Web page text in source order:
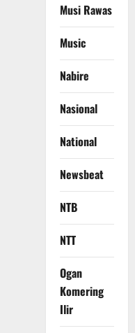
Musi Rawas
Music
Nabire
Nasional
National
Newsbeat
NTB
NTT
Ogan
Komering
Ilir